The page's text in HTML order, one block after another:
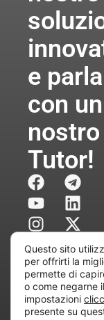
e parla
con un
nostro
Tutor!
Questo sito
per offrirti la
permette di
o come negarne
impostazioni
presente su